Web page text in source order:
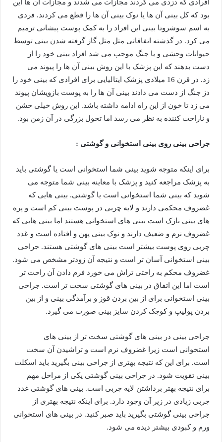
افرادی که دزدی می کردند مجازات می شدند و مجازات آن ها این
بود که کل بینی آن ها یا نوک بینی آن ها را قطع می کردند. فردی
به اسم سوشروتا بینی این افراد را به کمک پوست پیشانی ترمیم
می کرد. در گذشته اتفاقاتی مثل مثل گاز گرفته شدن بینی توسط
حیوانات وحشی و یا جنگ موجب می شد افراد بینی خود را از
دست بدهند که این پزشک با این روش بینی آن ها را پیوند می
زد. در قرن 16 میلادی پزشک ایتالیایی برای افرادی که بینی خود را
دز جنگ از دست می دادند بینی آن ها را به پوست بازویشان پیوند
می زد تا خون از این راه ادامه داشته باشد. این روش خیلی خشن
و ناراحت کننده به نظر می رسد اما تحول بزرگی در آن زمن بود.
جراحی بینی روی بینی استخوانی و گوشتی :
برای اینکه متوجه شوید بینی شما استخوانی است یا گوشتی باید
به پزشک مراجعه کنید و پزشک با معاینه بینی شما متوجه می
شوید که بینی شما استخوانی است یا گوشتی. بینی هایی که
غضروف محکمی دارند و لایه چربی در پوست بینی کم است و پره
های بینی نازک است بینی های استخوانی هستند اما بینی هایی که
غضروف نرم و ضعیف دارند و نوک بینی پهن و افتاده است و غدد
چربی روی پوست بیشتر است بینی های گوشتی هستند. جراحی
بینی استخوانی آسان تر است و نتیجه آن زودتر مشخص می شود.
غضروف محکم به راحتی تراش می خورد فرم دادن آن راحت تر
است اما این اتفاق در بینی های گوشتی سخت تر است. جراحی
بینی استخوانی برای از بین بردن قوز و برآمدگی بینی و از بین
بردن پولیپ و کوچک کردن سایز بینی صورت می گیرد.
جراحی بینی در بینی های گوشتی سخت تر از بینی های
استخوانی است زیرا غضروف نرم است و تراشیدن آن سخت
است. برای این که نتیجه بهتری از جراحی بینی بگیرید باید اسکلت
بینی تقویت شود. در جراحی بینی گوشتی یکی از مراحل مهم
برای نتیجه بهتر برداشتن لایه چربی است. بینی های گوشتی غدد
چربی زیادی در زیر آن وجود دارد. برای اینکه نتیجه بهتری از
جراحی بینی گوشتی بگیرید باید صبر کنید. در بینی های استخوانی
ورم و کبودی بیشتر دیده می شود.